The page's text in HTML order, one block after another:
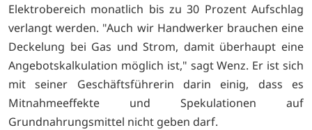
Elektrobereich monatlich bis zu 30 Prozent Aufschlag
verlangt werden. "Auch wir Handwerker brauchen eine
Deckelung bei Gas und Strom, damit überhaupt eine
Angebotskalkulation möglich ist," sagt Wenz. Er ist sich
mit seiner Geschäftsführerin darin einig, dass es
Mitnahmeeffekte und Spekulationen auf
Grundnahrungsmittel nicht geben darf.